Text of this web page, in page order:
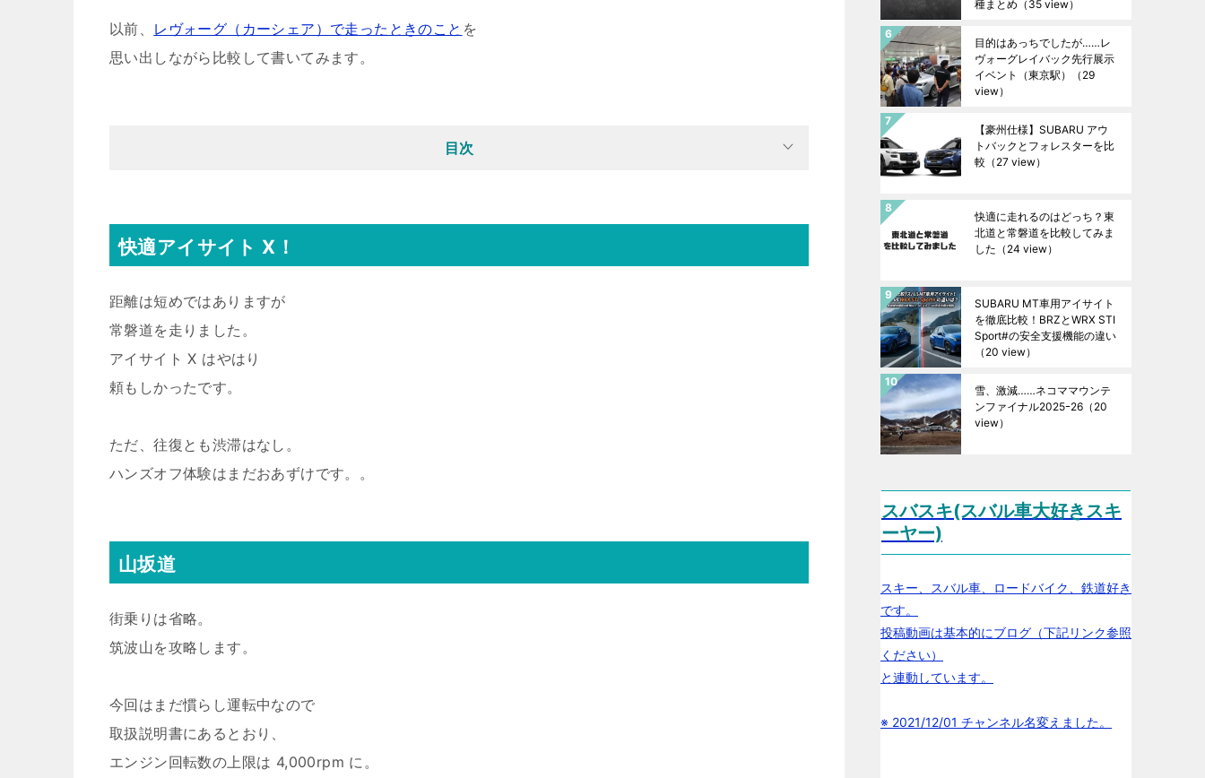
以前、 レヴォーグ（カーシェア）で走ったときのこと を
思い出しながら比較して書いてみます。
目次
快適アイサイト X！
距離は短めではありますが
常磐道を走りました。
アイサイト X はやはり
頼もしかったです。
ただ、往復とも渋滞はなし。
ハンズオフ体験はまだおあずけです。。
山坂道
街乗りは省略。
筑波山を攻略します。
今回はまだ慣らし運転中なので
取扱説明書にあるとおり、
エンジン回転数の上限は 4,000rpm に。
種まとめ （35 view）
目的はあっちでしたが……レ
ヴォーグレイバック先行展示
イベント（東京駅）
（29
view）
【豪州仕様】SUBARU アウ
トバックとフォレスターを比
較 （27 view）
快適に走れるのはどっち？東
北道と常磐道を比較してみま
した （24 view）
SUBARU MT車用アイサイト
を徹底比較！BRZとWRX STI
Sport#の安全支援機能の違い
（20 view）
雪、激減……ネコママウンテ
ンファイナル2025ｰ26 （20
view）
スバスキ(スバル車大好きスキ
ーヤー)
スキー、スバル車、ロードバイク、鉄道好き
です。
投稿動画は基本的にブログ（下記リンク参照
ください）
と連動しています。
※ 2021/12/01 チャンネル名変えました。